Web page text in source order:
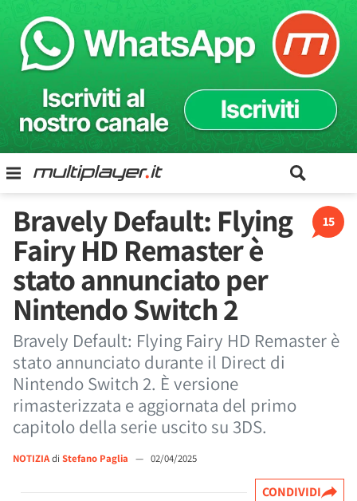
15
Bravely Default: Flying
Fairy HD Remaster è
stato annunciato per
Nintendo Switch 2
Bravely Default: Flying Fairy HD Remaster è
stato annunciato durante il Direct di
Nintendo Switch 2. È versione
rimasterizzata e aggiornata del primo
capitolo della serie uscito su 3DS.
NOTIZIAdi Stefano Paglia — 02/04/2025
CONDIVIDI